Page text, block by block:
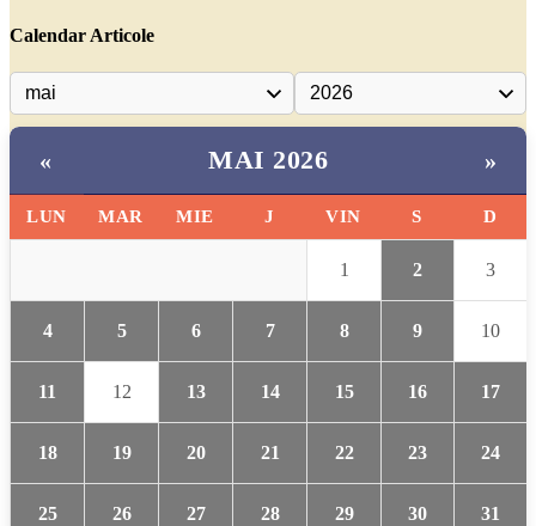
Calendar Articole
« MAI 2026 »
LUN MAR MIE J VIN S D
1 2 3
4 5 6 7 8 9 10
11 12 13 14 15 16 17
18 19 20 21 22 23 24
25 26 27 28 29 30 31